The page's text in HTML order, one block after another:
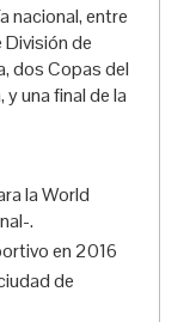
nacional, entre
de
dos Copas del
una final de la
la World
.
en 2016
de